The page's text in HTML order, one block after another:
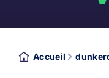
Accueil